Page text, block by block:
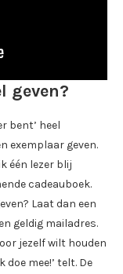
geven?
bent’ heel
exemplaar geven.
één lezer blij
cadeauboek.
Laat dan een
geldig mailadres.
jezelf wilt houden
doe mee!’ telt. De